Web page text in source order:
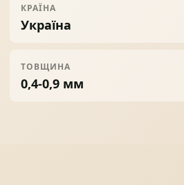
КРАЇНА
Україна
ТОВЩИНА
0,4-0,9 мм